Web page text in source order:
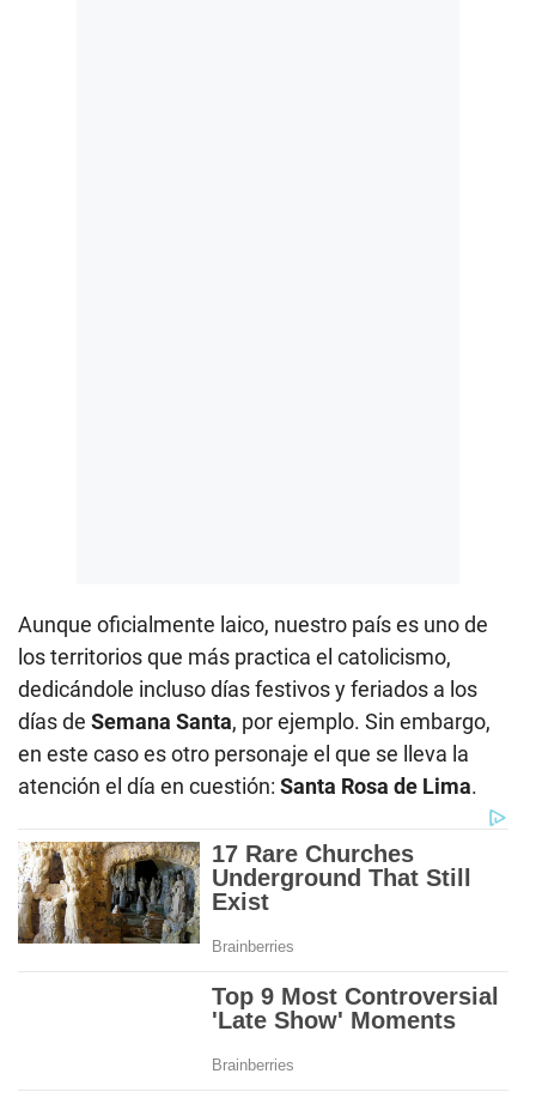
Aunque oficialmente laico, nuestro país es uno de
los territorios que más practica el catolicismo,
dedicándole incluso días festivos y feriados a los
días de Semana Santa, por ejemplo. Sin embargo,
en este caso es otro personaje el que se lleva la
atención el día en cuestión: Santa Rosa de Lima.